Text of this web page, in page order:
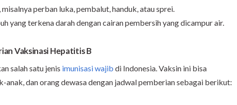
perban luka, pembalut, handuk, atau sprei.
yang terkena darah dengan cairan pembersih yang dicampur air.
Vaksinasi Hepatitis B
salah satu jenis imunisasi wajib di Indonesia. Vaksin ini bisa
anak, dan orang dewasa dengan jadwal pemberian sebagai berikut: